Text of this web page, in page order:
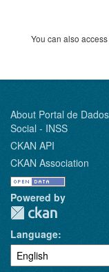
You can also
About Portal de
Social - INSS
CKAN API
CKAN Association
Powered by
Language